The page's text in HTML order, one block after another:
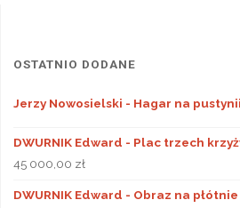
OSTATNIO DODANE
Jerzy Nowosielski - Hagar na
DWURNIK Edward - Plac trzech
45 000,00 zł
DWURNIK Edward - Obraz na